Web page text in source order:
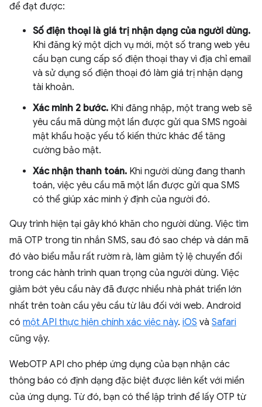
để đạt được:
Số điện thoại là giá trị nhận dạng của người dùng.
Khi đăng ký một dịch vụ mới, một số trang web yêu
cầu bạn cung cấp số điện thoại thay vì địa chỉ email
và sử dụng số điện thoại đó làm giá trị nhận dạng
tài khoản.
Xác minh 2 bước. Khi đăng nhập, một trang web sẽ
yêu cầu mã dùng một lần được gửi qua SMS ngoài
mật khẩu hoặc yếu tố kiến thức khác để tăng
cường bảo mật.
Xác nhận thanh toán. Khi người dùng đang thanh
toán, việc yêu cầu mã một lần được gửi qua SMS
có thể giúp xác minh ý định của người đó.
Quy trình hiện tại gây khó khăn cho người dùng. Việc tìm
mã OTP trong tin nhắn SMS, sau đó sao chép và dán mã
đó vào biểu mẫu rất rườm rà, làm giảm tỷ lệ chuyển đổi
trong các hành trình quan trọng của người dùng. Việc
giảm bớt yêu cầu này đã được nhiều nhà phát triển lớn
nhất trên toàn cầu yêu cầu từ lâu đối với web. Android
có một API thực hiện chính xác việc này. iOS và Safari
cũng vậy.
WebOTP API cho phép ứng dụng của bạn nhận các
thông báo có định dạng đặc biệt được liên kết với miền
của ứng dụng. Từ đó, bạn có thể lập trình để lấy OTP từ